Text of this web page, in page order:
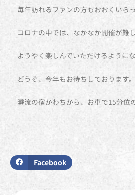
毎年訪れるファンの方もおおくいらっ
コロナの中では、なかなか開催が難
ようやく楽しんでいただけるように
どうぞ、今年もお待ちしております。
瀞流の宿かわちから、お車で15分位
Facebook